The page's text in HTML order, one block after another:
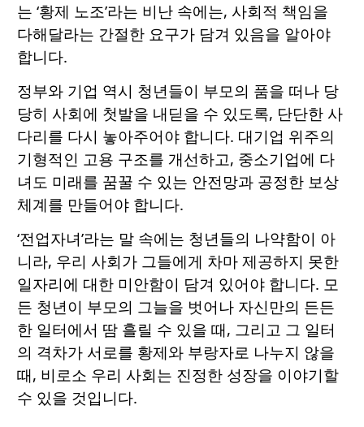
는 ‘황제 노조’라는 비난 속에는, 사회적 책임을
다해달라는 간절한 요구가 담겨 있음을 알아야
합니다.
정부와 기업 역시 청년들이 부모의 품을 떠나 당
당히 사회에 첫발을 내딛을 수 있도록, 단단한 사
다리를 다시 놓아주어야 합니다. 대기업 위주의
기형적인 고용 구조를 개선하고, 중소기업에 다
녀도 미래를 꿈꿀 수 있는 안전망과 공정한 보상
체계를 만들어야 합니다.
‘전업자녀’라는 말 속에는 청년들의 나약함이 아
니라, 우리 사회가 그들에게 차마 제공하지 못한
일자리에 대한 미안함이 담겨 있어야 합니다. 모
든 청년이 부모의 그늘을 벗어나 자신만의 든든
한 일터에서 땀 흘릴 수 있을 때, 그리고 그 일터
의 격차가 서로를 황제와 부랑자로 나누지 않을
때, 비로소 우리 사회는 진정한 성장을 이야기할
수 있을 것입니다.